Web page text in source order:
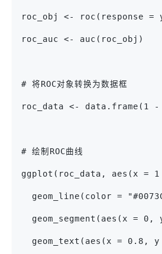
roc_obj <- roc(response
roc_auc <- auc(roc_obj)
# 将ROC对象转换为数据框
roc_data <-
# 绘制ROC曲线
ggplot(roc_data, aes(x
geom_line(color =
geom_segment(aes(x = 0,
geom_text(aes(x = 0.8,